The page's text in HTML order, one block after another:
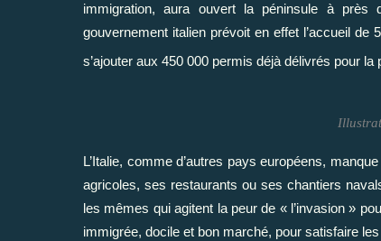
immigration, aura ouvert la péninsule à près
gouvernement italien prévoit en effet l’accueil de
s’ajouter aux 450 000 permis déjà délivrés pour la
L’Italie, comme d’autres pays européens,
agricoles, ses restaurants ou ses chantiers
les mêmes qui agitent la peur de « l’invasion »
immigrée, docile et bon marché, pour satisfaire